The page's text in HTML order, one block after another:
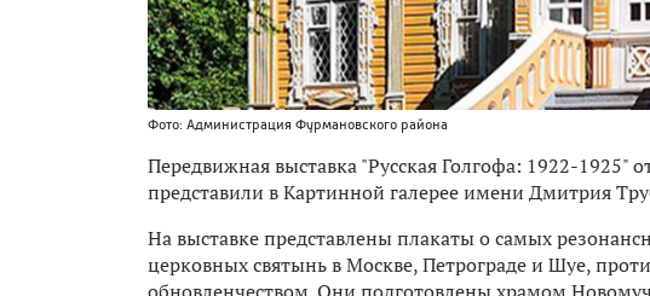
Фото: Администрация Фурмановского района
Передвижная выставка "Русская Голгофа: 1922-1925"
представили в Картинной галерее имени Дмитрия
На выставке представлены плакаты о самых
церковных святынь в Москве, Петрограде и Шуе,